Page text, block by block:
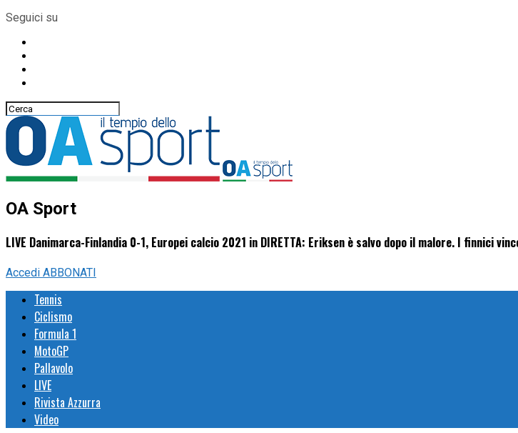
Seguici su
OA Sport
LIVE Danimarca-Finlandia 0-1, Europei calcio 2021 in DIRETTA: Eriksen è salvo dopo il malore. I finnici
Accedi ABBONATI
Tennis
Ciclismo
Formula 1
MotoGP
Pallavolo
LIVE
Rivista Azzurra
Video